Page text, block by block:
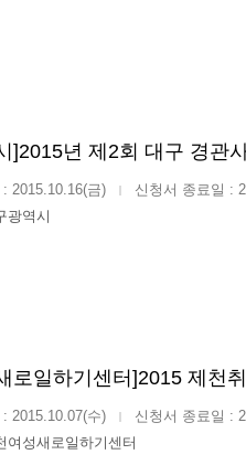
]2015년 제2회 대구 경관
: 2015.10.16(금) |
신청서 종료일 :
광역시
로일하기센터]2015 제천
: 2015.10.07(수) |
신청서 종료일 :
여성새로일하기센터